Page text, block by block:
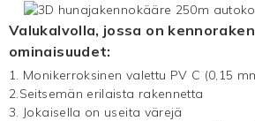
Valukalvolla, jossa on
ominaisuudet:
1. Monikerroksinen valettu PV C (0,15
2.Seitsemän erilaista rakennetta
3. Jokaisella on useita värejä